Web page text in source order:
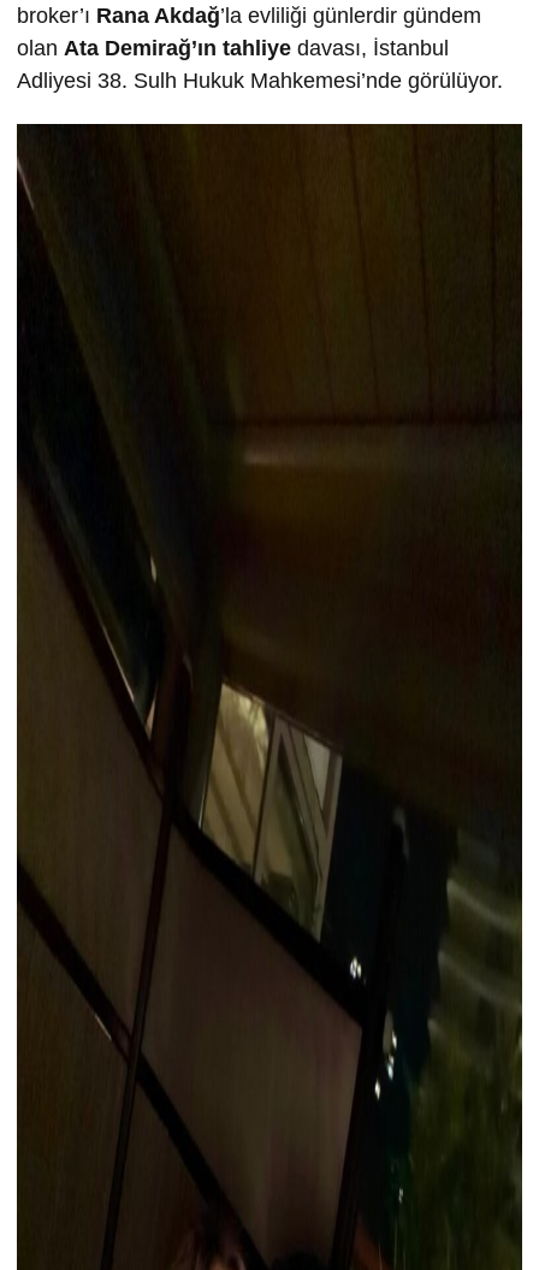
broker’ı Rana Akdağ’la evliliği günlerdir gündem
olan Ata Demirağ’ın tahliye davası, İstanbul
Adliyesi 38. Sulh Hukuk Mahkemesi’nde görülüyor.